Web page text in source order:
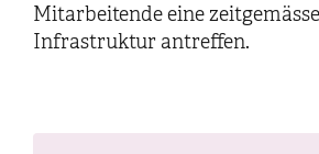
Mitarbeitende eine
Infrastruktur antreffen.